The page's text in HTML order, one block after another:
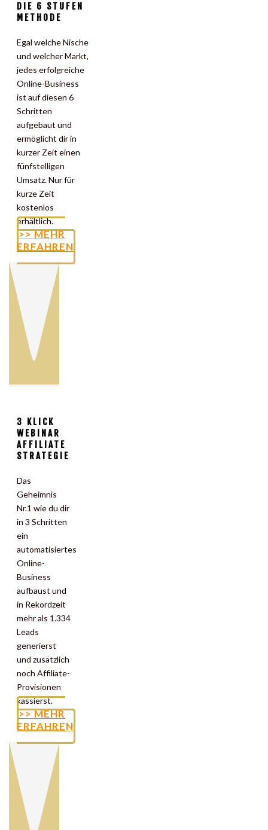
DIE 6 STUFEN
METHODE
Egal welche Nische
und welcher Markt,
jedes erfolgreiche
Online-Business
ist auf diesen 6
Schritten
aufgebaut und
ermöglicht dir in
kurzer Zeit einen
fünfstelligen
Umsatz. Nur für
kurze Zeit
kostenlos
erhältlich.
>> MEHR
ERFAHREN
3 KLICK
WEBINAR
AFFILIATE
STRATEGIE
Das
Geheimnis
Nr.1 wie du dir
in 3 Schritten
ein
automatisiertes
Online-
Business
aufbaust und
in Rekordzeit
mehr als 1.334
Leads
generierst
und zusätzlich
noch Affiliate-
Provisionen
kassierst.
>> MEHR
ERFAHREN